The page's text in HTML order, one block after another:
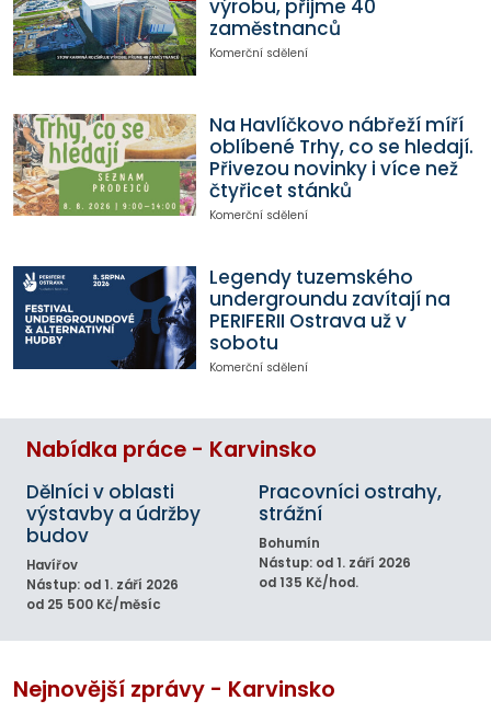
výrobu, přijme 40
zaměstnanců
Komerční sdělení
Na Havlíčkovo nábřeží míří
oblíbené Trhy, co se hledají.
Přivezou novinky i více než
čtyřicet stánků
Komerční sdělení
Legendy tuzemského
undergroundu zavítají na
PERIFERII Ostrava už v
sobotu
Komerční sdělení
Nabídka práce - Karvinsko
Dělníci v oblasti
výstavby a údržby
budov
Havířov
Nástup: od 1. září 2026
od 25 500 Kč/měsíc
Pracovníci ostrahy,
strážní
Bohumín
Nástup: od 1. září 2026
od 135 Kč/hod.
Nejnovější zprávy - Karvinsko